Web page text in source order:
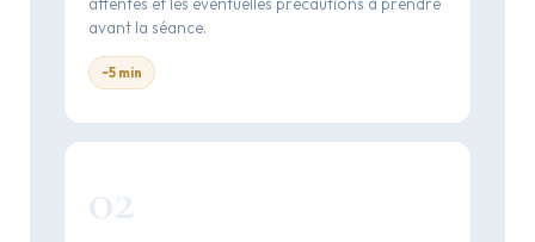
avant la séance.
~5 min